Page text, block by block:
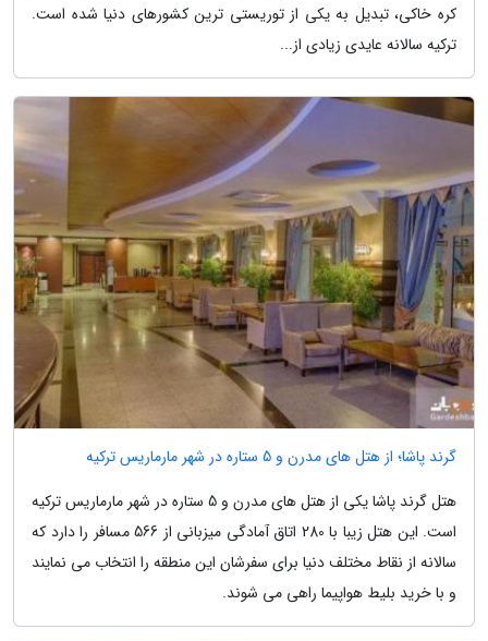
کره خاکی، تبدیل به یکی از توریستی ترین کشورهای دنیا شده است.
ترکیه سالانه عایدی زیادی از...
گرند پاشا؛ از هتل های مدرن و 5 ستاره در شهر مارماریس ترکیه
هتل گرند پاشا یکی از هتل های مدرن و 5 ستاره در شهر مارماریس ترکیه
است. این هتل زیبا با 280 اتاق آمادگی میزبانی از 566 مسافر را دارد که
سالانه از نقاط مختلف دنیا برای سفرشان این منطقه را انتخاب می نمایند
و با خرید بلیط هواپیما راهی می شوند.